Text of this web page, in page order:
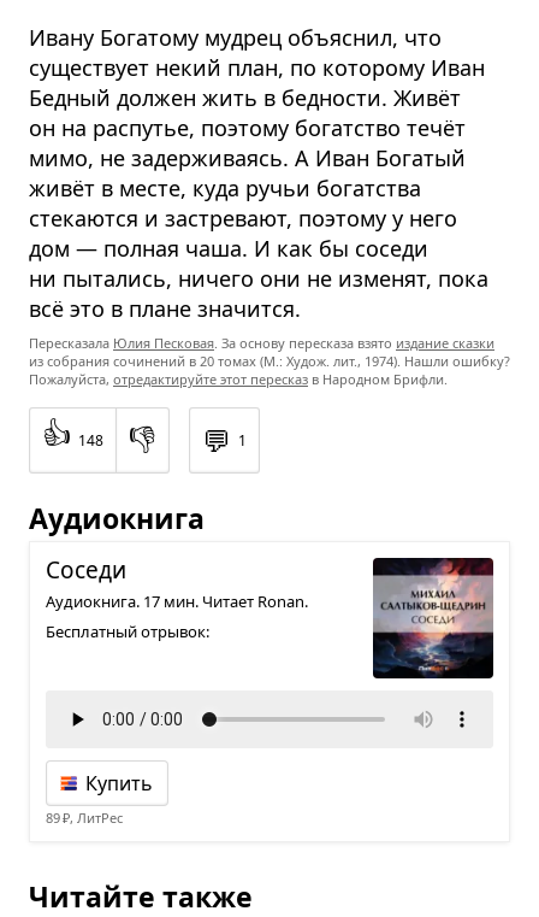
Ивану Богатому мудрец объяснил, что
существует некий план, по которому Иван
Бедный должен жить в бедности. Живёт
он на распутье, поэтому богатство течёт
мимо, не задерживаясь. А Иван Богатый
живёт в месте, куда ручьи богатства
стекаются и застревают, поэтому у него
дом — полная чаша. И как бы соседи
ни пытались, ничего они не изменят, пока
всё это в плане значится.
Пересказала Юлия Песковая. За основу пересказа взято ​издание сказки
из собрания сочинений в 20 томах (М.: Худож. лит., 1974). Нашли ошибку?
Пожалуйста, отредактируйте этот пересказ в Народном Брифли.
👍 148 👎 💬 1
Аудиокнига
Соседи
Аудиокнига. 17 мин. Читает Ronan.
Бесплатный отрывок:
Купить
89 ₽, ЛитРес
Читайте также